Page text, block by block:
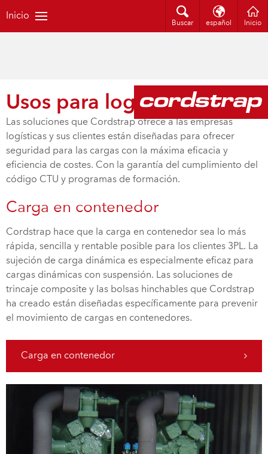
Inicio
Buscar español Inicio
Usos para logística
Las soluciones que Cordstrap ofrece a las empresas
logísticas y sus clientes están diseñadas para ofrecer
seguridad para las cargas con la máxima eficacia y
eficiencia de costes. Con la garantía del cumplimiento del
código CTU y programas de formación.
Carga en contenedor
Cordstrap hace que la carga en contenedor sea lo más
rápida, sencilla y rentable posible para los clientes 3PL. La
sujeción de carga dinámica es especialmente eficaz para
cargas dinámicas con suspensión. Las soluciones de
trincaje composite y las bolsas hinchables que Cordstrap
ha creado están diseñadas específicamente para prevenir
el movimiento de cargas en contenedores.
Carga en contenedor